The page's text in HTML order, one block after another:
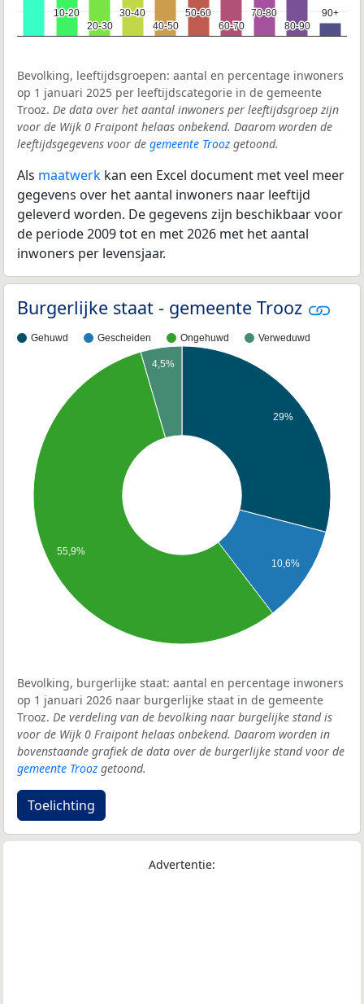
10-20
10-20
20-30
20-30
30-40
30-40
40-50
40-50
50-60
50-60
60-70
60-70
70-80
70-80
80-90
80-90
90+
90+
Bevolking, leeftijdsgroepen: aantal en percentage inwoners
op 1 januari 2025 per leeftijdscategorie in de gemeente
Trooz. De data over het aantal inwoners per leeftijdsgroep zijn
voor de Wijk 0 Fraipont helaas onbekend. Daarom worden de
leeftijdsgegevens voor de gemeente Trooz getoond.
Als maatwerk kan een Excel document met veel meer
gegevens over het aantal inwoners naar leeftijd
geleverd worden. De gegevens zijn beschikbaar voor
de periode 2009 tot en met 2026 met het aantal
inwoners per levensjaar.
Burgerlijke staat - gemeente Trooz
Gehuwd Gescheiden Ongehuwd Verweduwd
29%
10,6%
4,5%
55,9%
Bevolking, burgerlijke staat: aantal en percentage inwoners
op 1 januari 2026 naar burgerlijke staat in de gemeente
Trooz. De verdeling van de bevolking naar burgelijke stand is
voor de Wijk 0 Fraipont helaas onbekend. Daarom worden in
bovenstaande grafiek de data over de burgerlijke stand voor de
gemeente Trooz getoond.
Toelichting
Advertentie: